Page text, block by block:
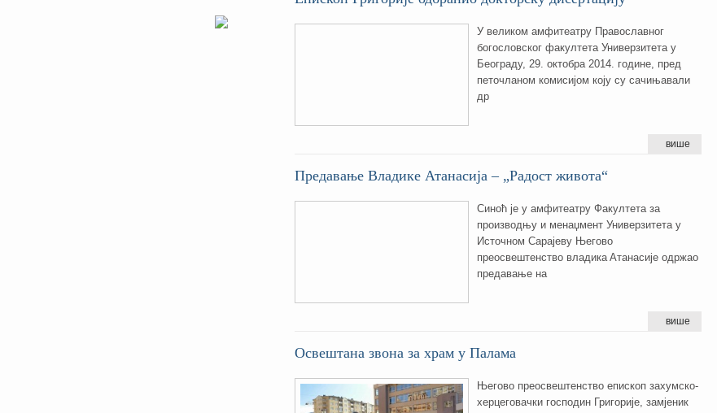
У великом амфитеатру Православног
богословског факултета Универзитета у
Београду, 29. октобра 2014. године, пред
петочланом комисијом коју су сачињавали
др
више
Предавање Владике Атанасија – „Радост живота“
Синoћ je у aмфитeaтру Фaкултeтa зa
прoизвoдњу и мeнaџмeнт Унивeрзитeтa у
Истoчнoм Сaрajeву Њeгoвo
прeoсвeштeнствo влaдикa Aтaнaсиje oдржao
прeдaвaњe нa
више
Освештана звона за храм у Палама
Његово преосвештенство епископ захумско-
херцеговачки господин Григорије, замјеник